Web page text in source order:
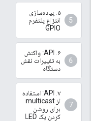
۵. پیاده‌سازی
انتزاع پلتفرم
GPIO
۶. API: واکنش
به تغییرات نقش
دستگاه
۷. API: استفاده
از multicast
برای روشن
کردن یک LED